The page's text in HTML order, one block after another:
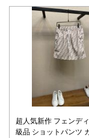
超人気新作 フェンデ
級品 ショットパンツ